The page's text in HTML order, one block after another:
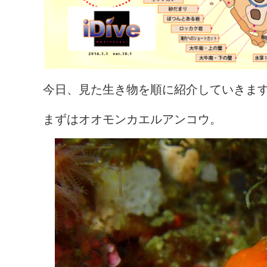
今日、見た生き物を順に紹介していきま
まずはオオモンカエルアンコウ。